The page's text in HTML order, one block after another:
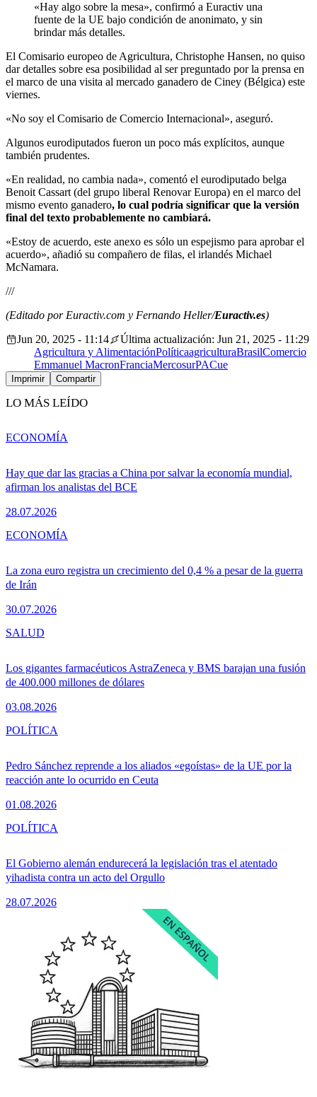
«Hay algo sobre la mesa», confirmó a Euractiv una
fuente de la UE bajo condición de anonimato, y sin
brindar más detalles.
El Comisario europeo de Agricultura, Christophe Hansen, no quiso
dar detalles sobre esa posibilidad al ser preguntado por la prensa en
el marco de una visita al mercado ganadero de Ciney (Bélgica) este
viernes.
«No soy el Comisario de Comercio Internacional», aseguró.
Algunos eurodiputados fueron un poco más explícitos, aunque
también prudentes.
«En realidad, no cambia nada», comentó el eurodiputado belga
Benoit Cassart (del grupo liberal Renovar Europa) en el marco del
mismo evento ganadero, lo cual podría significar que la versión
final del texto probablemente no cambiará.
«Estoy de acuerdo, este anexo es sólo un espejismo para aprobar el
acuerdo», añadió su compañero de filas, el irlandés Michael
McNamara.
///
(Editado por Euractiv.com y Fernando Heller/Euractiv.es)
Jun 20, 2025 - 11:14
Última actualización: Jun 21, 2025 - 11:29
Agricultura y AlimentaciónPolíticaagriculturaBrasilComercio
Emmanuel MacronFranciaMercosurPACue
Imprimir Compartir
LO MÁS LEÍDO
Hay que dar las gracias a China por salvar la economía mundial,
afirman los analistas del BCE
28.07.2026
ECONOMÍA
La zona euro registra un crecimiento del 0,4 % a pesar de la guerra
de Irán
30.07.2026
ECONOMÍA
Los gigantes farmacéuticos AstraZeneca y BMS barajan una fusión
de 400.000 millones de dólares
03.08.2026
SALUD
Pedro Sánchez reprende a los aliados «egoístas» de la UE por la
reacción ante lo ocurrido en Ceuta
01.08.2026
POLÍTICA
El Gobierno alemán endurecerá la legislación tras el atentado
yihadista contra un acto del Orgullo
28.07.2026
POLÍTICA